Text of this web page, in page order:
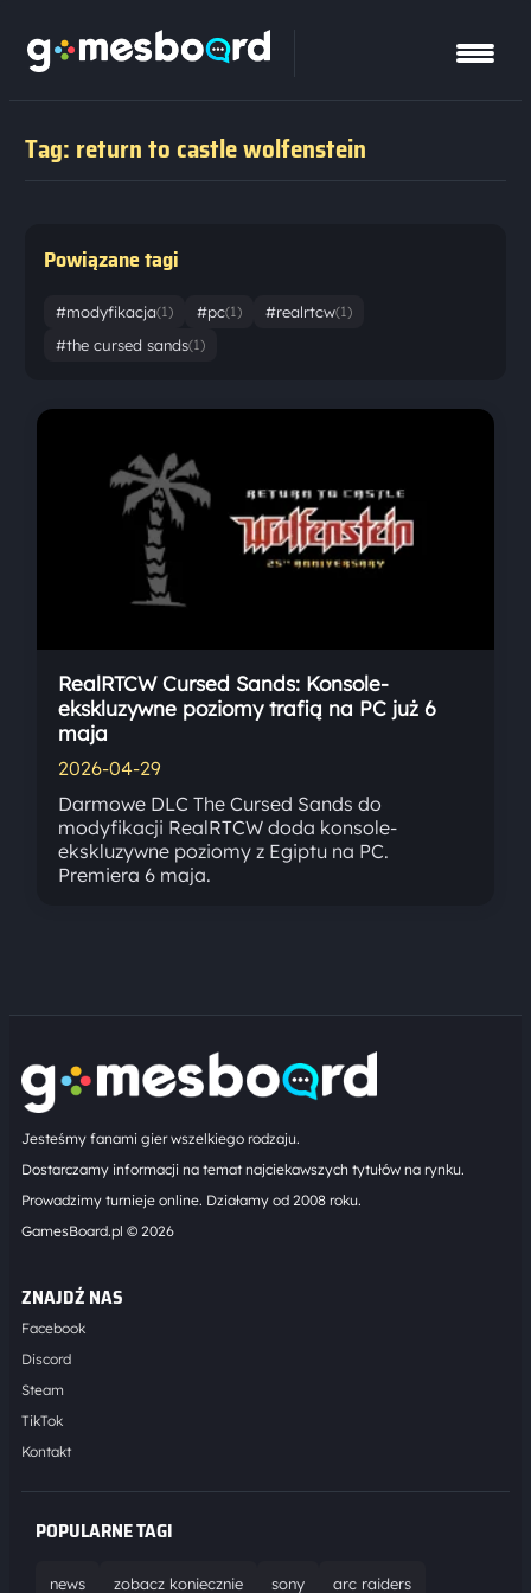
Tag: return to castle wolfenstein
Powiązane tagi
#modyfikacja(1) #pc(1) #realrtcw(1)
#the cursed sands(1)
RealRTCW Cursed Sands: Konsole-
ekskluzywne poziomy trafią na PC już 6
maja
2026-04-29
Darmowe DLC The Cursed Sands do
modyfikacji RealRTCW doda konsole-
ekskluzywne poziomy z Egiptu na PC.
Premiera 6 maja.
Jesteśmy fanami gier wszelkiego rodzaju.
Dostarczamy informacji na temat najciekawszych tytułów na rynku.
Prowadzimy turnieje online. Działamy od 2008 roku.
GamesBoard.pl © 2026
ZNAJDŹ NAS
Facebook
Discord
Steam
TikTok
Kontakt
POPULARNE TAGI
news zobacz koniecznie sony arc raiders